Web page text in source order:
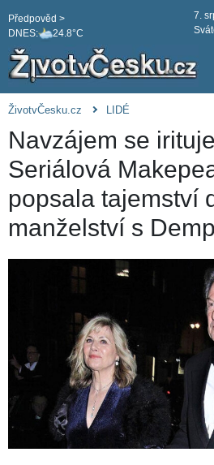
DNES: 24.8°C
Předpověd >
7.
ŽivotvČesku.cz LIDÉ
Navzájem se
Seriálová
popsala tajemství
manželství s